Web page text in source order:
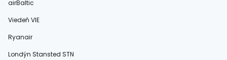
airBaltic
Viedeň VIE
Ryanair
Londýn Stansted STN